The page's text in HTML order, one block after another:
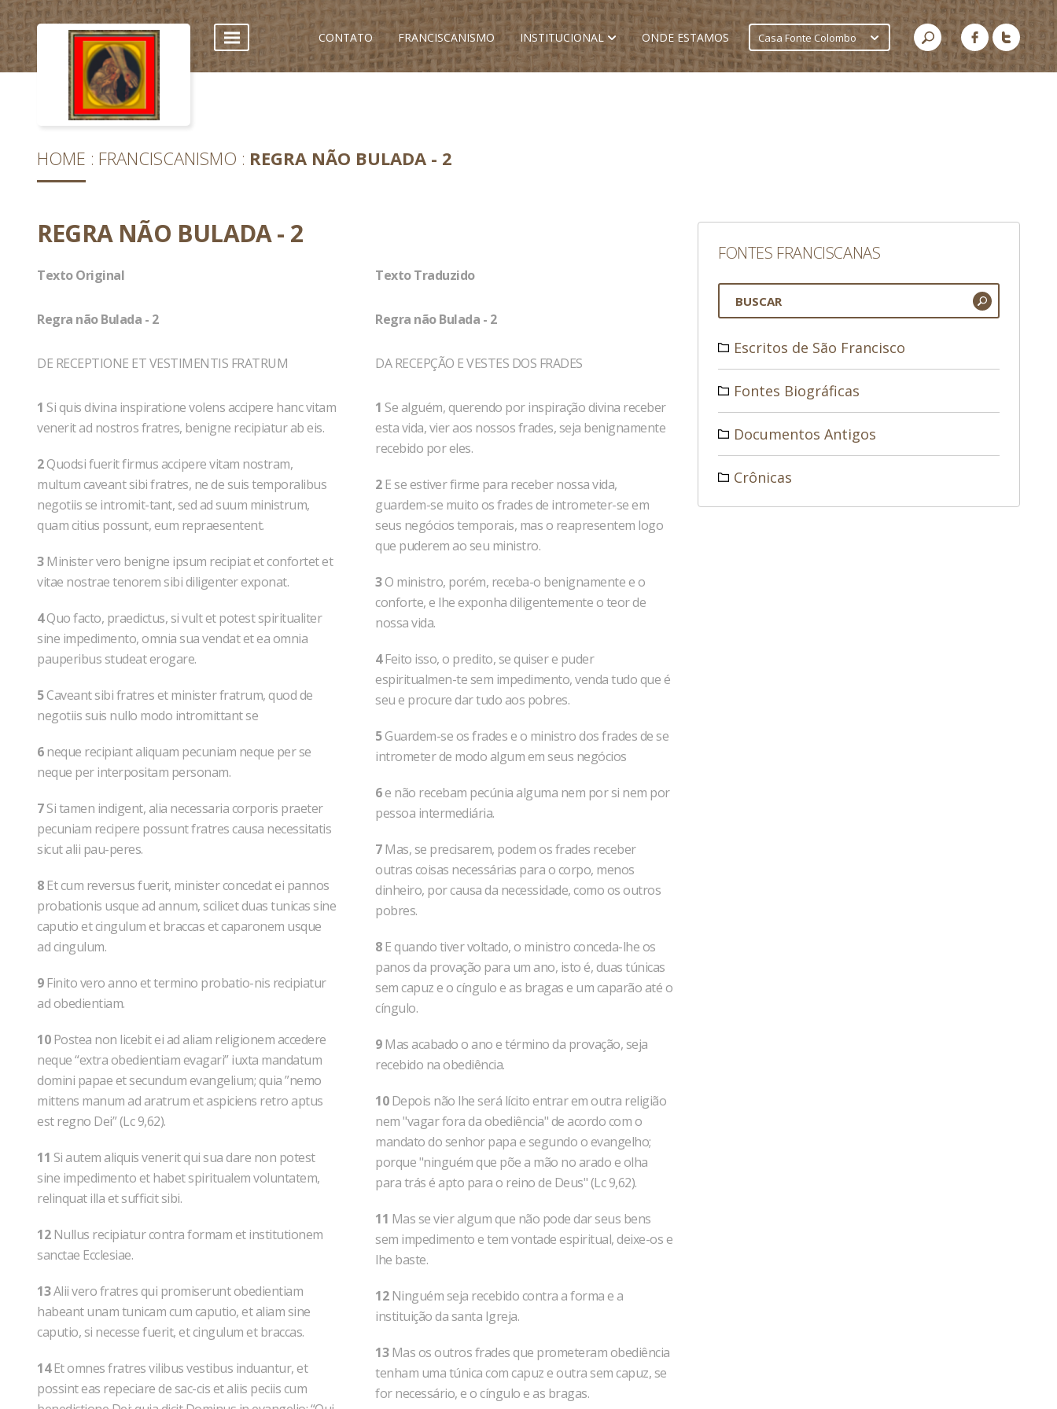
CONTATO FRANCISCANISMO INSTITUCIONAL ONDE ESTAMOS Casa Fonte Colombo
HOME FRANCISCANISMO REGRA NÃO BULADA - 2
REGRA NÃO BULADA - 2
Texto Original
Regra não Bulada - 2
DE RECEPTIONE ET VESTIMENTIS FRATRUM
1 Si quis divina inspiratione volens accipere hanc vitam
venerit ad nostros fratres, benigne recipiatur ab eis.
2Quodsi fuerit firmus accipere vitam nostram,
multum caveant sibi fratres, ne de suis temporalibus
negotiis se intromit-tant, sed ad suum ministrum,
quam citius possunt, eum repraesentent.
3Minister vero benigne ipsum recipiat et confortet et
vitae nostrae tenorem sibi diligenter exponat.
4Quo facto, praedictus, si vult et potest spiritualiter
sine impedimento, omnia sua vendat et ea omnia
pauperibus studeat erogare.
5Caveant sibi fratres et minister fratrum, quod de
negotiis suis nullo modo intromittant se
6neque recipiant aliquam pecuniam neque per se
neque per interpositam personam.
7Si tamen indigent, alia necessaria corporis praeter
pecuniam recipere possunt fratres causa necessitatis
sicut alii pau-peres.
8Et cum reversus fuerit, minister concedat ei pannos
probationis usque ad annum, scilicet duas tunicas sine
caputio et cingulum et braccas et caparonem usque
ad cingulum.
9Finito vero anno et termino probatio-nis recipiatur
ad obedientiam.
10Postea non licebit ei ad aliam religionem accedere
neque “extra obedientiam evagari” iuxta mandatum
domini papae et secundum evangelium; quia ”nemo
mittens manum ad aratrum et aspiciens retro aptus
est regno Dei” (Lc 9,62).
11 Si autem aliquis venerit qui sua dare non potest
sine impedimento et habet spiritualem voluntatem,
relinquat illa et sufficit sibi.
12Nullus recipiatur contra formam et institutionem
sanctae Ecclesiae.
13Alii vero fratres qui promiserunt obedientiam
habeant unam tunicam cum caputio, et aliam sine
caputio, si necesse fuerit, et cingulum et braccas.
14Et omnes fratres vilibus vestibus induantur, et
possint eas repeciare de sac-cis et aliis peciis cum
Texto Traduzido
Regra não Bulada - 2
DA RECEPÇÃO E VESTES DOS FRADES
1 Se alguém, querendo por inspiração divina receber
esta vida, vier aos nossos frades, seja benignamente
recebido por eles.
2E se estiver firme para receber nossa vida,
guardem-se muito os frades de intrometer-se em
seus negócios temporais, mas o reapresentem logo
que puderem ao seu ministro.
3O ministro, porém, receba-o benignamente e o
conforte, e lhe exponha diligentemente o teor de
nossa vida.
4Feito isso, o predito, se quiser e puder
espiritualmen-te sem impedimento, venda tudo que é
seu e procure dar tudo aos pobres.
5Guardem-se os frades e o ministro dos frades de se
intrometer de modo algum em seus negócios
6e não recebam pecúnia alguma nem por si nem por
pessoa intermediária.
7Mas, se precisarem, podem os frades receber
outras coisas necessárias para o corpo, menos
dinheiro, por causa da necessidade, como os outros
pobres.
8E quando tiver voltado, o ministro conceda-lhe os
panos da provação para um ano, isto é, duas túnicas
sem capuz e o cíngulo e as bragas e um caparão até o
cíngulo.
9Mas acabado o ano e término da provação, seja
recebido na obediência.
10Depois não lhe será lícito entrar em outra religião
nem "vagar fora da obediência" de acordo com o
mandato do senhor papa e segundo o evangelho;
porque "ninguém que põe a mão no arado e olha
para trás é apto para o reino de Deus" (Lc 9,62).
11 Mas se vier algum que não pode dar seus bens
sem impedimento e tem vontade espiritual, deixe-os e
lhe baste.
12Ninguém seja recebido contra a forma e a
instituição da santa Igreja.
13Mas os outros frades que prometeram obediência
tenham uma túnica com capuz e outra sem capuz, se
for necessário, e o cíngulo e as bragas.
FONTES FRANCISCANAS
Escritos de São Francisco
Fontes Biográficas
Documentos Antigos
Crônicas